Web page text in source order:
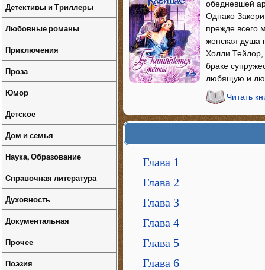
обедневшей
Однако
прежде всего
женская душа
Холли Тейлор,
браке
любящую и
Читать
Глава 1
Глава 2
Глава 3
Глава 4
Глава 5
Глава 6
Детективы и Триллеры
Любовные романы
Приключения
Проза
Юмор
Детское
Дом и семья
Наука, Образование
Справочная литература
Духовность
Документальная
Прочее
Поэзия